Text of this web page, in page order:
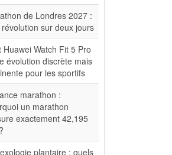
de Londres 2027 :
révolution sur deux jours
Huawei Watch Fit 5 Pro
évolution discrète mais
pour les sportifs
marathon :
un marathon
exactement 42,195
plantaire : quels